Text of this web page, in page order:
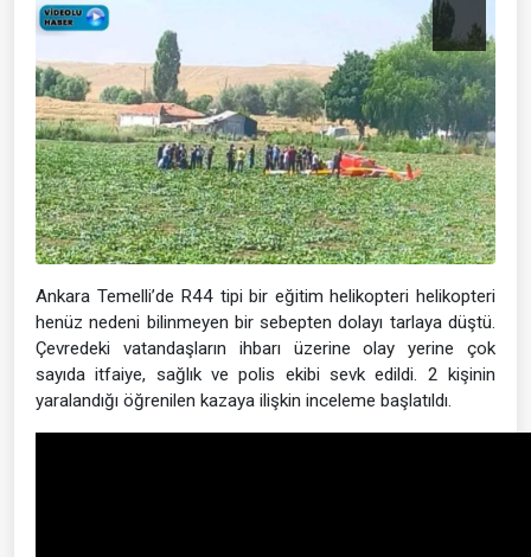
Ankara Temelli’de R44 tipi bir eğitim helikopteri helikopteri
henüz nedeni bilinmeyen bir sebepten dolayı tarlaya düştü.
Çevredeki vatandaşların ihbarı üzerine olay yerine çok
sayıda itfaiye, sağlık ve polis ekibi sevk edildi. 2 kişinin
yaralandığı öğrenilen kazaya ilişkin inceleme başlatıldı.